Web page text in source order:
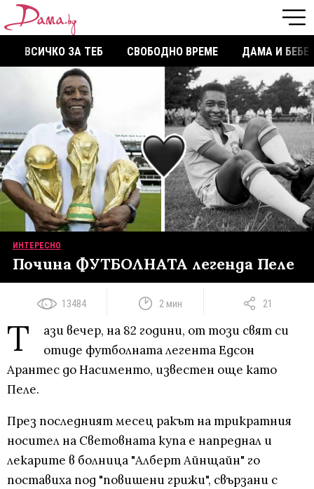
ВСИЧКО ЗА ТЕБ СВОБОДНО ВРЕМЕ ДАМА И БЕБЕ
ИНТЕРЕСНО
Почина ФУТБОЛНАТА легенда Пеле
13484 2 мин 21
Т
ази вечер, на 82 години, от този свят си
отиде футболната легента Едсон
Арантес до Насименто, известен още като
Пеле.
През последният месец ракът на трикратния
носител на Световната купа е напреднал и
лекарите в болница "Алберт Айнщайн" го
поставиха под "повишени грижи", свързани с